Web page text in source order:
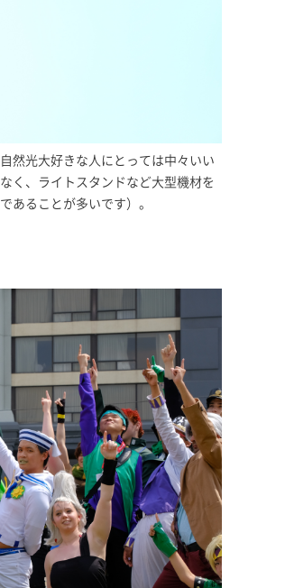
然光大好きな人にとっては中々いい
く、ライトスタンドなど大型機材を
あることが多いです）。